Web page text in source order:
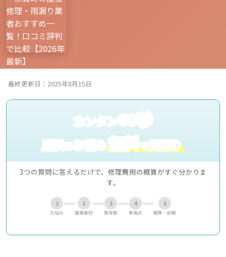
最終更新日：2025年8月15日
カンタン60秒
屋根のお悩み無料で見積り
3つの質問に答えるだけで、修理費用の概算がすぐ分かりま
す。
1
お悩み
2
屋根素材
3
築年数
4
重視点
5
概算・依頼